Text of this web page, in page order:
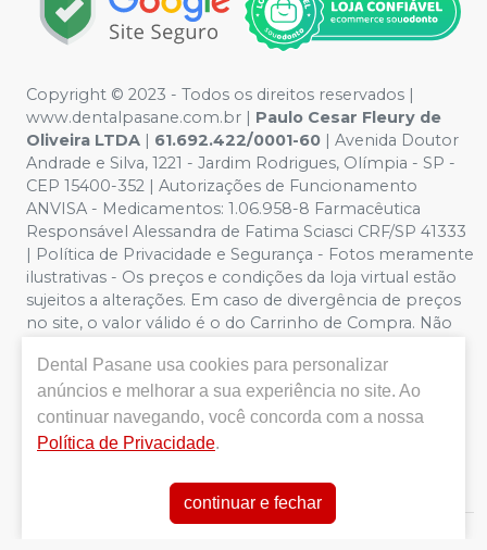
Copyright © 2023 - Todos os direitos reservados |
www.dentalpasane.com.br | Paulo Cesar Fleury de
Oliveira LTDA | 61.692.422/0001-60 | Avenida Doutor
Andrade e Silva, 1221 - Jardim Rodrigues, Olímpia - SP -
CEP 15400-352 | Autorizações de Funcionamento
ANVISA - Medicamentos: 1.06.958-8 Farmacêutica
Responsável Alessandra de Fatima Sciasci CRF/SP 41333
| Política de Privacidade e Segurança - Fotos meramente
ilustrativas - Os preços e condições da loja virtual estão
sujeitos a alterações. Em caso de divergência de preços
no site, o valor válido é o do Carrinho de Compra. Não
direito de não atender compras de grandes volumes
pelo site.Importante:Ofertas válidas enquanto
durarem os estoques. Vendas sujeitas a análise,
disponibilidade e confirmação de dados pela Dental
PARA OFERTAS DA CATEGORIA SALDÃO.
Dental Pasane usa cookies para personalizar
anúncios e melhorar a sua experiência no site. Ao
continuar navegando, você concorda com a nossa
Política de Privacidade.
continuar e fechar